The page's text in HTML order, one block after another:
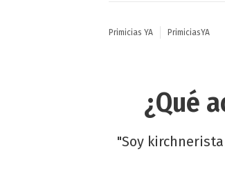
Primicias YA PrimiciasYA
¿Qué
"Soy